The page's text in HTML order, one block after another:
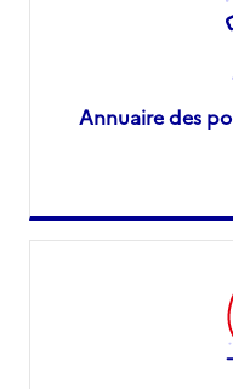
Annuaire des